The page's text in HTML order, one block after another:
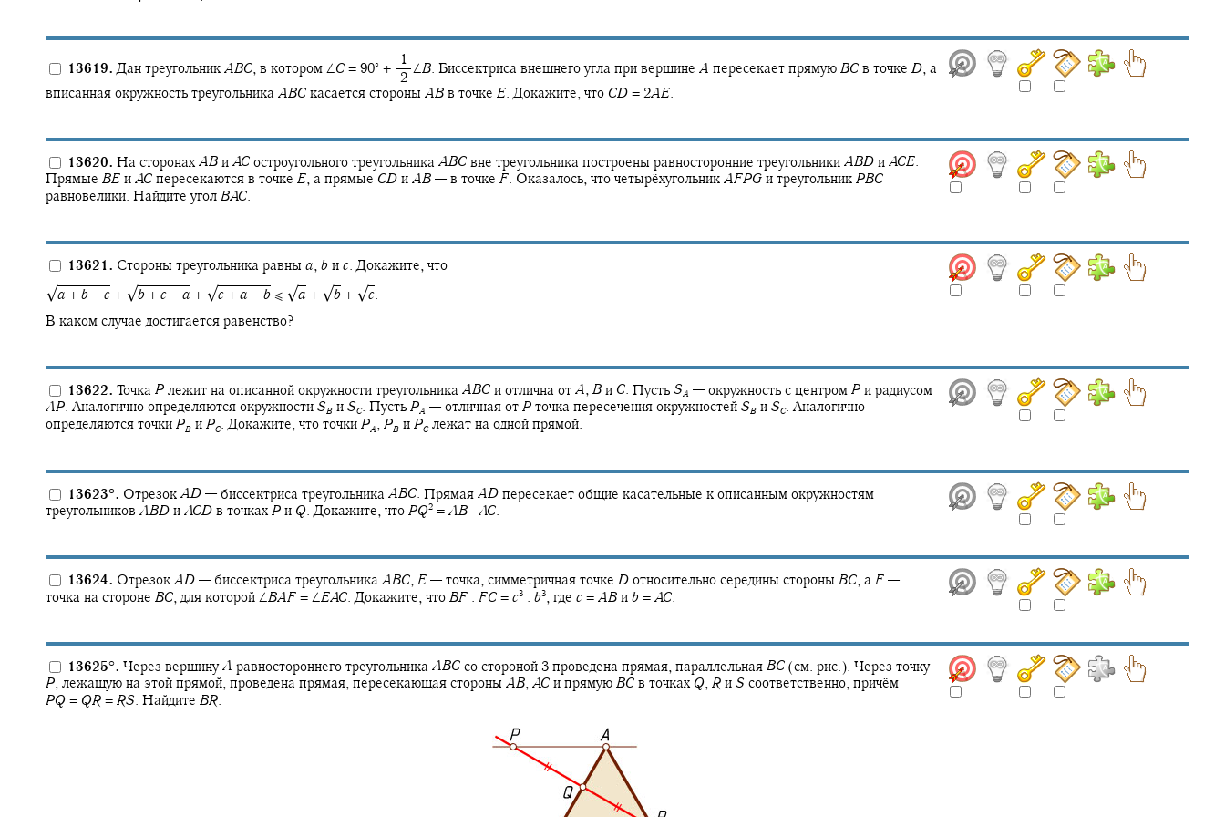
13619. Дан треугольник ABC, в котором ∠C = 90‍∘ + ‍
‍ 1
‍ 2
∠B. Биссектриса внешнего угла при вершине A пересекает прямую BC в точке D, а
вписанная окружность треугольника ABC касается стороны AB в точке E. Докажите, что CD = 2AE.
13620. На сторонах AB и AC остроугольного треугольника ABC вне треугольника построены равносторонние треугольники ABD и ACE.
Прямые BE и AC пересекаются в точке E, а прямые CD и AB — в точке F. Оказалось, что четырёхугольник AFPG и треугольник PBC
равновелики. Найдите угол BAC.
13621. Стороны треугольника равны a, b и c. Докажите, что
√a + b − c + ‍ √b + c − a + ‍ √c + a − b ≤ ‍ √a + ‍ √b + ‍ √c.
В каком случае достигается равенство?
13622. Точка P лежит на описанной окружности треугольника ABC и отлична от A, B и C. Пусть SA — окружность с центром P и радиусом
AP. Аналогично определяются окружности SB и SC. Пусть PA — отличная от P точка пересечения окружностей SB и SC. Аналогично
определяются точки PB и PC. Докажите, что точки PA, PB и PCлежат на одной прямой.
13623°. Отрезок AD — биссектриса треугольника ABC. Прямая AD пересекает общие касательные к описанным окружностям
треугольников ABD и ACD в точках P и Q. Докажите, что PQ2 = AB · AC.
13624. Отрезок AD — биссектриса треугольника ABC, E — точка, симметричная точке D относительно середины стороны BC, а F —
точка на стороне BC,для которой ∠BAF = ∠EAC. Докажите, что BF : FC = c3 : b3, где c = AB и b = AC.
13625°. Через вершинуA равностороннего треугольника ABC со стороной 3 проведена прямая, параллельная BC (см. рис.). Через точку
P, лежащую на этой прямой, проведена прямая, пересекающая стороны AB, AC и прямую BC в точках Q, R и S соответственно, причём
PQ = QR = RS. Найдите BR.